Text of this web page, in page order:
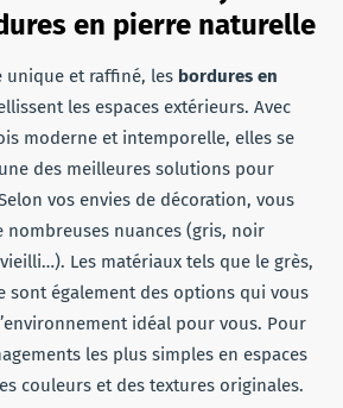
en pierre naturelle
unique et raffiné, les bordures en
les espaces extérieurs. Avec
moderne et intemporelle, elles se
des meilleures solutions pour
vos envies de décoration, vous
nombreuses nuances (gris, noir
Les matériaux tels que le grès,
sont également des options qui vous
idéal pour vous. Pour
les plus simples en espaces
couleurs et des textures originales.